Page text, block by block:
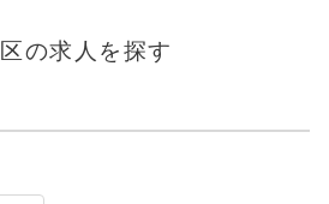
の求人を探す